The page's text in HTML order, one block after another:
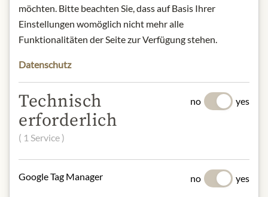
SLOŽENÍ A ALERGENY
mint (25%), spirit vinegar, sugar,
glucose fructose syrup, water, salt,
NUTRIČNÍ HODNOTY
100g contain on average:
- of which saturates:
möchten. Bitte beachten Sie, dass auf Basis Ihrer
Einstellungen womöglich nicht mehr alle
Funktionalitäten der Seite zur Verfügung stehen.
Datenschutz
Technisch
erforderlich
( 1 Service )
no yes
Google Tag Manager no yes